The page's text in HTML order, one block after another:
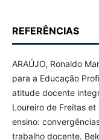
REFERÊNCIAS
ARAÚJO, Ronaldo
para a Educação
atitude docente
Loureiro de Freitas
ensino:
trabalho docente.